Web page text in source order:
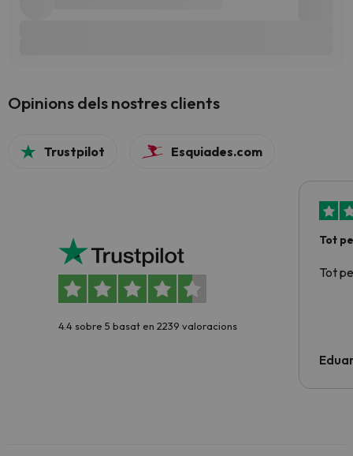
Opinions dels nostres clients
Trustpilot Esquiades.com
4.4 sobre 5 basat en 2239 valoracions
Tot
Tot